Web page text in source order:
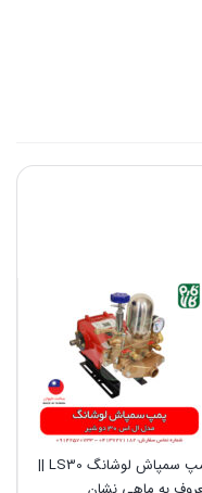
پمپ سمپاش لوشانگ LS30 ||